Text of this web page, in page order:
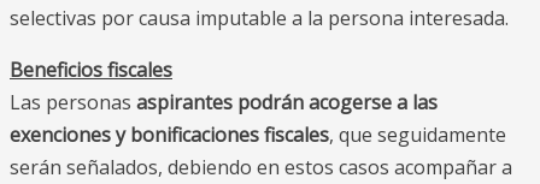
selectivas por causa imputable a la persona interesada.
Beneficios fiscales
Las personas aspirantes podrán acogerse a las
exenciones y bonificaciones fiscales, que seguidamente
serán señalados, debiendo en estos casos acompañar a